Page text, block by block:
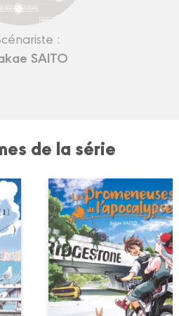
:
SAITO
de la série